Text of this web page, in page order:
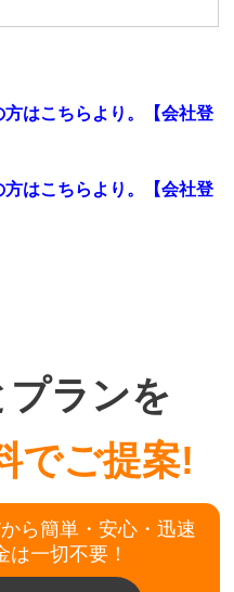
はこちらより。【会社登
はこちらより。
【会社登
プランを
でご提案!
ら簡単・安心・迅速
は一切不要！